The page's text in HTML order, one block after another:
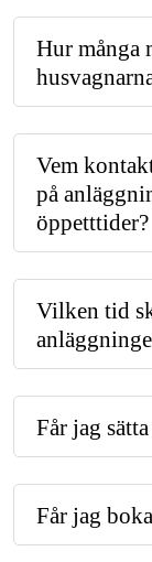
Hur många
Vem
på
öppetttider?
Vilken tid
Får jag
Får jag